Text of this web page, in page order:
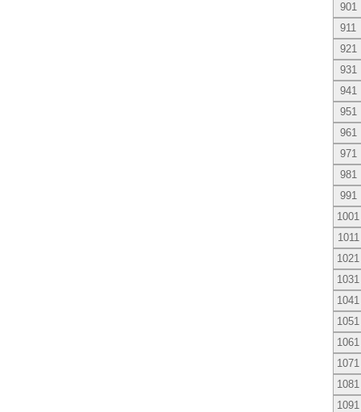
901
911
921
931
941
951
961
971
981
991
1001
1011
1021
1031
1041
1051
1061
1071
1081
1091